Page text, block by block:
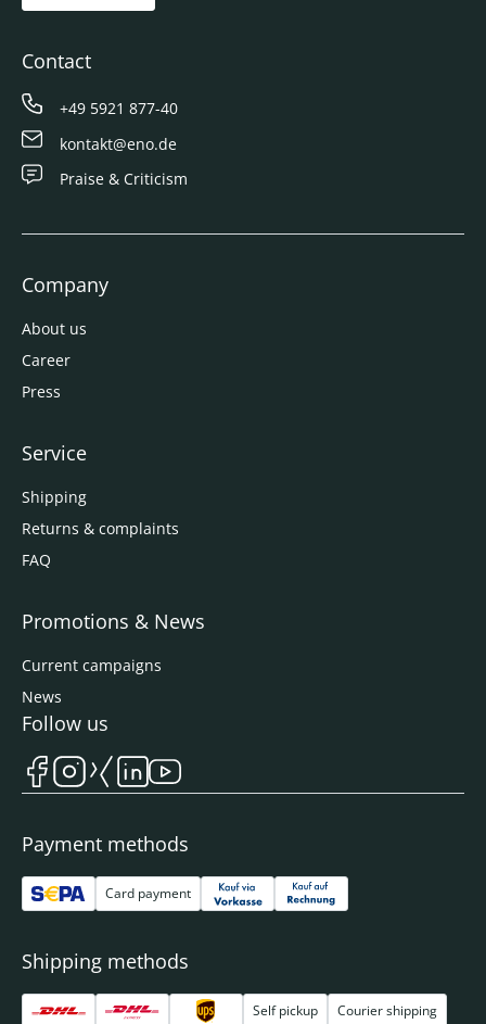
Contact
+49 5921 877-40
kontakt@eno.de
Praise & Criticism
Company
About us
Career
Press
Service
Shipping
Returns & complaints
FAQ
Promotions & News
Current campaigns
News
Payment methods
Card payment
Shipping methods
Self pickup Courier shipping
Follow us